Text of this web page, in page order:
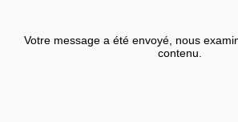
Votre message a été envoyé, nous
contenu.